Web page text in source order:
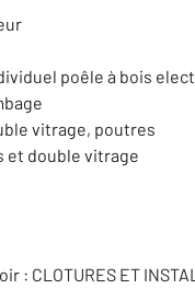
poêle à bois
vitrage, poutres
et double vitrage
: CLOTURES ET